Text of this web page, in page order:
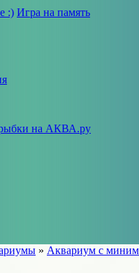
:) Игра на память
» Аквариум с